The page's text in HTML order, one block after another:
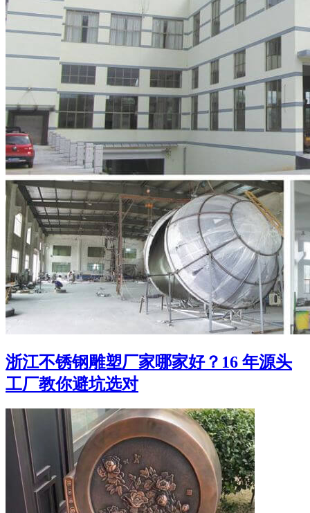
浙江不锈钢雕塑厂家哪家好？16 年源头
工厂教你避坑选对